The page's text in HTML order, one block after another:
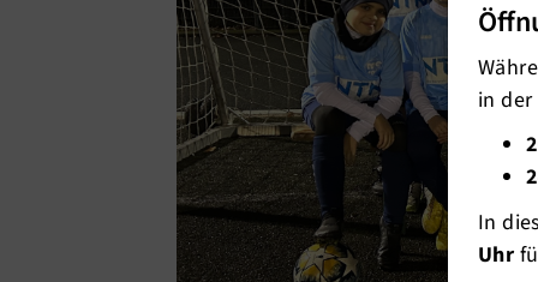
in der
In
Uhr